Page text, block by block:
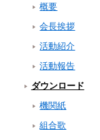
概要
会長挨拶
活動紹介
活動報告
ダウンロード
機関紙
組合歌